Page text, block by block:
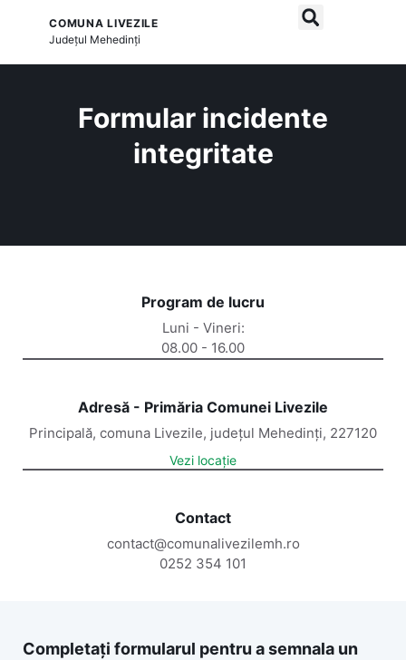
COMUNA LIVEZILE
Județul Mehedinți
Formular incidente
integritate
Program de lucru
Luni - Vineri:
08.00 - 16.00
Adresă - Primăria Comunei Livezile
Principală, comuna Livezile, județul Mehedinți, 227120
Vezi locație
Contact
contact@comunalivezilemh.ro
0252 354 101
Completați formularul pentru a semnala un